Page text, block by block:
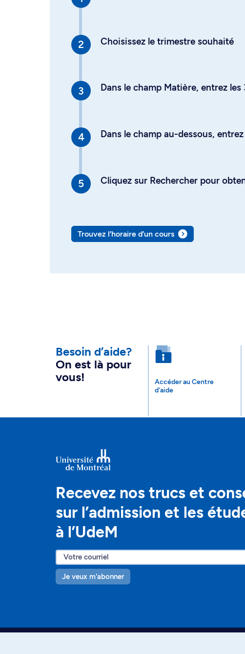
Choisissez le trimestre souhaité
Dans le champ Matière, entrez
Dans le champ au-dessous,
Cliquez sur Rechercher pour
Trouvez l’horaire d’un cours
Besoin d’aide?
On est là pour
vous!
Accéder au Centre
d'aide
Recevez nos trucs et
sur l’admission et les
à l’UdeM
Je veux m'abonner